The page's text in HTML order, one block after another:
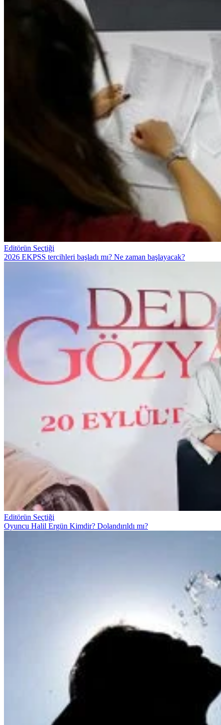
Editörün Seçtiği
2026 EKPSS tercihleri başladı mı? Ne zaman başlayacak?
Editörün Seçtiği
Oyuncu Halil Ergün Kimdir? Dolandırıldı mı?